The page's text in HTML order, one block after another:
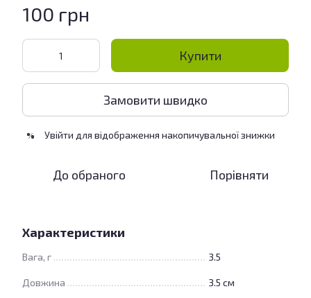
100 грн
Купити
Замовити швидко
% Увійти для відображення накопичувальної знижки
До обраного Порівняти
Характеристики
Вага, г 3.5
Довжина 3.5 см